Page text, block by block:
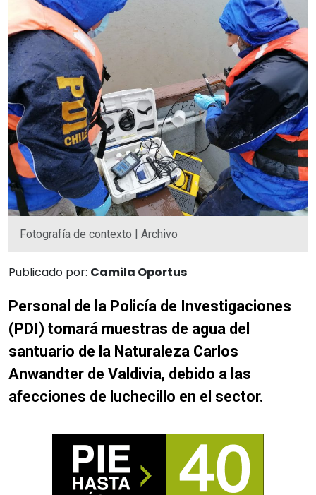
Fotografía de contexto | Archivo
Publicado por: Camila Oportus
Personal de la Policía de Investigaciones
(PDI) tomará muestras de agua del
santuario de la Naturaleza Carlos
Anwandter de Valdivia, debido a las
afecciones de luchecillo en el sector.